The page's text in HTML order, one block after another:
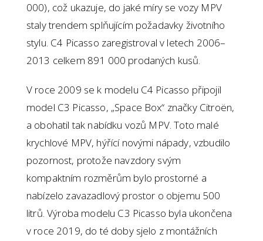
000), což ukazuje, do jaké míry se vozy MPV
staly trendem splňujícím požadavky životního
stylu. C4 Picasso zaregistroval v letech 2006–
2013 celkem 891 000 prodaných kusů.
V roce 2009 se k modelu C4 Picasso připojil
model C3 Picasso, „Space Box“ značky Citroën,
a obohatil tak nabídku vozů MPV. Toto malé
krychlové MPV, hýřící novými nápady, vzbudilo
pozornost, protože navzdory svým
kompaktním rozměrům bylo prostorné a
nabízelo zavazadlový prostor o objemu 500
litrů. Výroba modelu C3 Picasso byla ukončena
v roce 2019, do té doby sjelo z montážních